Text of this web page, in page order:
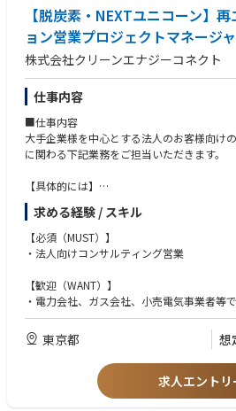
み、人を動かし、実際に使われる状態まで
ひとつのテーマを丸ごと担い、構想から数
が考えたことが、そのまま事業の数字になり
【業務内容】
・事業計画（PL/KPI）の予実差の要因を特
ち手を実行する
・LTVドリブンな意思決定を可能にする分
で担う
装する
・CRMの顧客・商談データを整備し、営業
・営業の勝ちパターンを分析して標準化し、
・STPで優先ターゲットを選定し、営業と
る
せるまで推進する
■一つのテーマで担う範囲
・目的を定義し、やること/やらないことを
・要件を定義する
・データで検証し、打ち手を見極める
・仕組みをつくる（生成AI・分析基盤・業務
・営業やCSに届け、実際に使われる状態に
・LTV・ユニットエコノミクスなどの収益
・新規サービスの企画から立ち上げまでの
・HubSpotなどCRMの要件定義・運用・デ
・SQL・BIツールによるデータ分析・可視化
【求める人物像】
・数字を都合よく解釈せず、事実に向き合え
・現場に入り、権限がなくても人を動かせ
・「作った」で終わらせず、仮説と検証を
強く改善を続けられる方
・抵抗や想定外があっても、止まらずに突
・完璧を待たず、まず動かして直せる方
・「なぜやるか」から考え、手段を目的化し
・未知の領域を短期で自分のものにできる方
【脱炭素・NEXTユニコーン】
ョン営業プロジェクトマネージ
株式会社クリーンエナジーコネクト
仕事内容
■仕事内容
大手企業様を中心とする法人のお客様向け
に関わる下記業務をご担当いただきます。
【具体的には】
・法人のお客様の脱炭素目標達成に向けた
提案、プロジェクトマネジメント
・現状のエネルギー使用状況の分析、脱炭
作成
援
・実行策導入後の効果検証、脱炭素目標達
・発電所開発やファイナンス等を行う関係
の構築、事業開発
【当ポジションの魅力】
・経営層直下のため、意思決定が早く、ス
求める経験 / スキル
【必須（MUST）】
・法人向けコンサルティング営業
【歓迎（WANT）】
・電力会社、ガス会社、小売電気事業者等
・環境・エネルギー関連企業におけるコン
・不動産関連企業における環境推進業務の
00）
東京都 想
求人エントリ